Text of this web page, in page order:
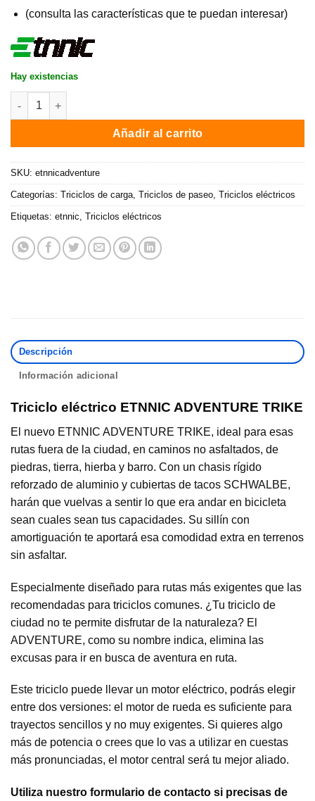
(consulta las características que te puedan interesar)
Hay existencias
Triciclo eléctrico ETNNIC ADVENTURE TRIKE / 250W / Motor
Añadir al carrito
SKU: etnnicadventure
Categorías: Triciclos de carga, Triciclos de paseo, Triciclos eléctricos
Etiquetas: etnnic, Triciclos eléctricos
Descripción
Información adicional
Triciclo eléctrico ETNNIC ADVENTURE TRIKE
El nuevo ETNNIC ADVENTURE TRIKE, ideal para esas
rutas fuera de la ciudad, en caminos no asfaltados, de
piedras, tierra, hierba y barro. Con un chasis rígido
reforzado de aluminio y cubiertas de tacos SCHWALBE,
harán que vuelvas a sentir lo que era andar en bicicleta
sean cuales sean tus capacidades. Su sillín con
amortiguación te aportará esa comodidad extra en terrenos
sin asfaltar.
Especialmente diseñado para rutas más exigentes que las
recomendadas para triciclos comunes. ¿Tu triciclo de
ciudad no te permite disfrutar de la naturaleza? El
ADVENTURE, como su nombre indica, elimina las
excusas para ir en busca de aventura en ruta.
Este triciclo puede llevar un motor eléctrico, podrás elegir
entre dos versiones: el motor de rueda es suficiente para
trayectos sencillos y no muy exigentes. Si quieres algo
más de potencia o crees que lo vas a utilizar en cuestas
más pronunciadas, el motor central será tu mejor aliado.
Utiliza nuestro formulario de contacto si precisas de